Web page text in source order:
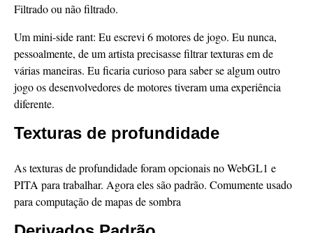
Filtrado ou não filtrado.
Um mini-side rant: Eu escrevi 6 motores de jogo. Eu nunca,
pessoalmente, de um artista precisasse filtrar texturas em de
várias maneiras. Eu ficaria curioso para saber se algum outro
jogo os desenvolvedores de motores tiveram uma experiência
diferente.
Texturas de profundidade
As texturas de profundidade foram opcionais no WebGL1 e
PITA para trabalhar. Agora eles são padrão. Comumente usado
para computação de mapas de sombra